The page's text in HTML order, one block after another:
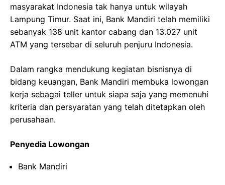
masyarakat Indonesia tak hanya untuk wilayah
Lampung Timur. Saat ini, Bank Mandiri telah memiliki
sebanyak 138 unit kantor cabang dan 13.027 unit
ATM yang tersebar di seluruh penjuru Indonesia.
Dalam rangka mendukung kegiatan bisnisnya di
bidang keuangan, Bank Mandiri membuka lowongan
kerja sebagai teller untuk siapa saja yang memenuhi
kriteria dan persyaratan yang telah ditetapkan oleh
perusahaan.
Penyedia Lowongan
Bank Mandiri